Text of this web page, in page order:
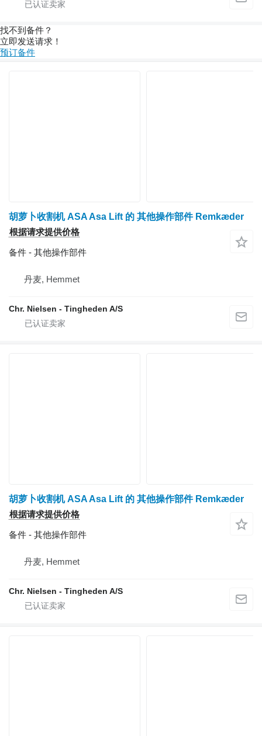
找不到备件？
立即发送请求！
预订备件
胡萝卜收割机 ASA Asa Lift 的 其他操作部件 Remkæder
根据请求提供价格
备件 - 其他操作部件
丹麦, Hemmet
Chr. Nielsen - Tingheden A/S
胡萝卜收割机 ASA Asa Lift 的 其他操作部件 Remkæder
根据请求提供价格
备件 - 其他操作部件
丹麦, Hemmet
Chr. Nielsen - Tingheden A/S